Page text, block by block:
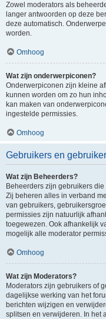
Zowel moderators als
langer antwoorden op deze
deze automatisch.
worden.
Omhoog
Wat zijn onderwerpiconen?
Onderwerpiconen zijn kleine
kunnen worden om zo hun
kan maken van
ingestelde permissies.
Omhoog
Gebruikers en
Wat zijn Beheerders?
Beheerders zijn gebruikers
Zij beheren alles in verband
van gebruikers,
permissies zijn natuurlijk
toegewezen. Ook afhankelijk
mogelijk alle moderator
Omhoog
Wat zijn Moderators?
Moderators zijn gebruikers of
dagelijkse werking van het
berichten wijzigen en
splitsen en verwijderen. In het